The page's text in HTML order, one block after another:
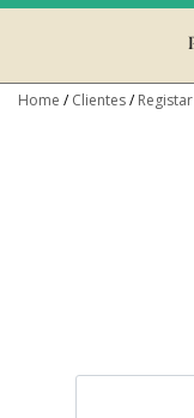
Móveis
Home Clientes Registar